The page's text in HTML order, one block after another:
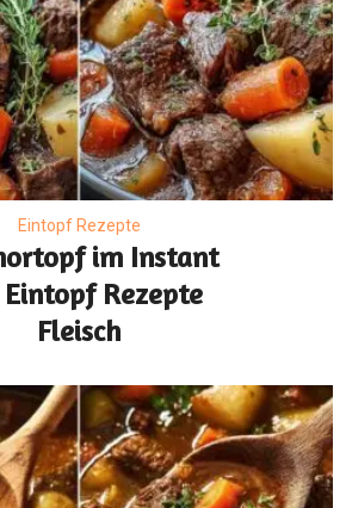
Eintopf Rezepte
im Instant
Eintopf Rezepte
Fleisch